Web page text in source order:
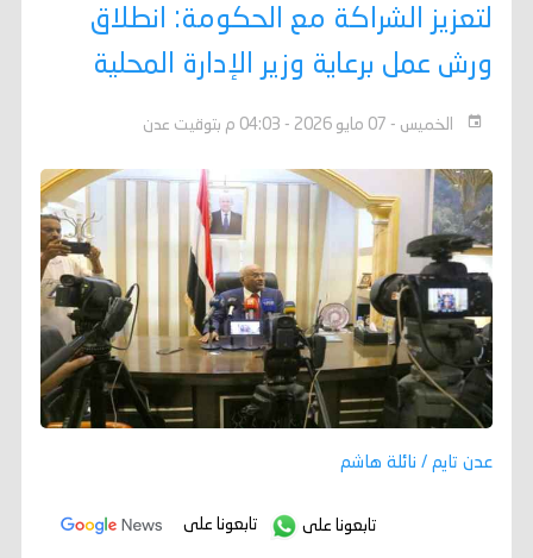
لتعزيز الشراكة مع الحكومة: انطلاق
ورش عمل برعاية وزير الإدارة المحلية
الخميس - 07 مايو 2026 - 04:03 م بتوقيت عدن
عدن تايم / نائلة هاشم
تابعونا على تابعونا على